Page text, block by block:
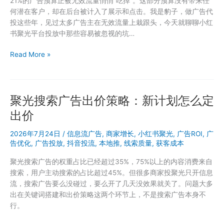
来
越
短，
代
内
应
对
何潜在客户，却在后台被计入了展示和点击。我是豹子，做广告代
投这些年，见过太多广告主在无效流量上栽跟头，今天就聊聊小红
书聚光平台投放中那些容易被忽视的坑…
小
光
投
放
ROI
怎
算？
教
你
用
数
Read More »
聚光搜索广告出价策略：新计划怎么定
出价
2026年7月24日 / 信息流广告, 商家增长, 小红书聚光, 广告ROI, 广
告优化, 广告投放, 抖音投流, 本地推, 线索质量, 获客成本
聚光搜索广告的权重占比已经超过35%，75%以上的内容消费来自
搜索，用户主动搜索的占比超过45%。但很多商家投聚光只开信息
流，搜索广告要么没碰过，要么开了几天没效果就关了。问题大多
出在关键词搭建和出价策略这两个环节上，不是搜索广告本身不
行。